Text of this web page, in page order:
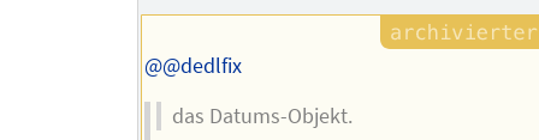
@@dedlfix
das Datums-Objekt.